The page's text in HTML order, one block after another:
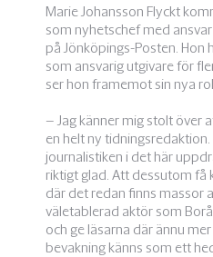
Marie Johansson Flyckt
som nyhetschef med
på Jönköpings-Posten. Hon
som ansvarig utgivare för
ser hon framemot sin nya
– Jag känner mig stolt över
en helt ny
journalistiken i det här
riktigt glad. Att dessutom få
där det redan finns massor
väletablerad aktör som
och ge läsarna där ännu
bevakning känns som ett